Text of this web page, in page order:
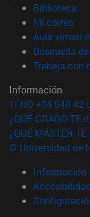
Biblioteca
Mi correo
Aula virtual
Búsqueda
Trabaja con
Información
TFNO +34 948 42
¿QUÉ GRADO TE
¿QUÉ MÁSTER TE
© Universidad de
Información
Accesibilidad